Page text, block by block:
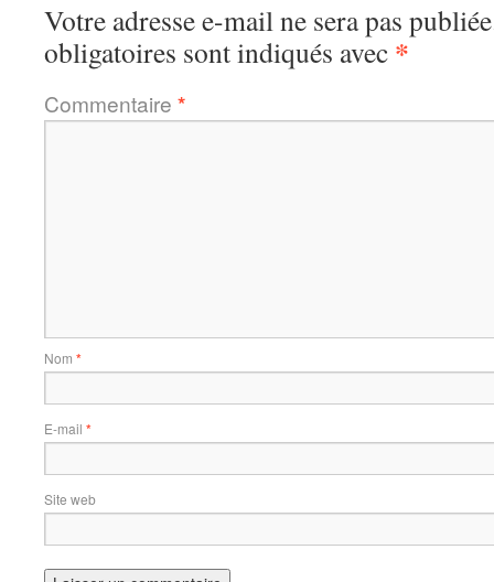
Votre adresse e-mail ne sera pas
obligatoires sont indiqués avec *
Commentaire *
Nom *
E-mail *
Site web